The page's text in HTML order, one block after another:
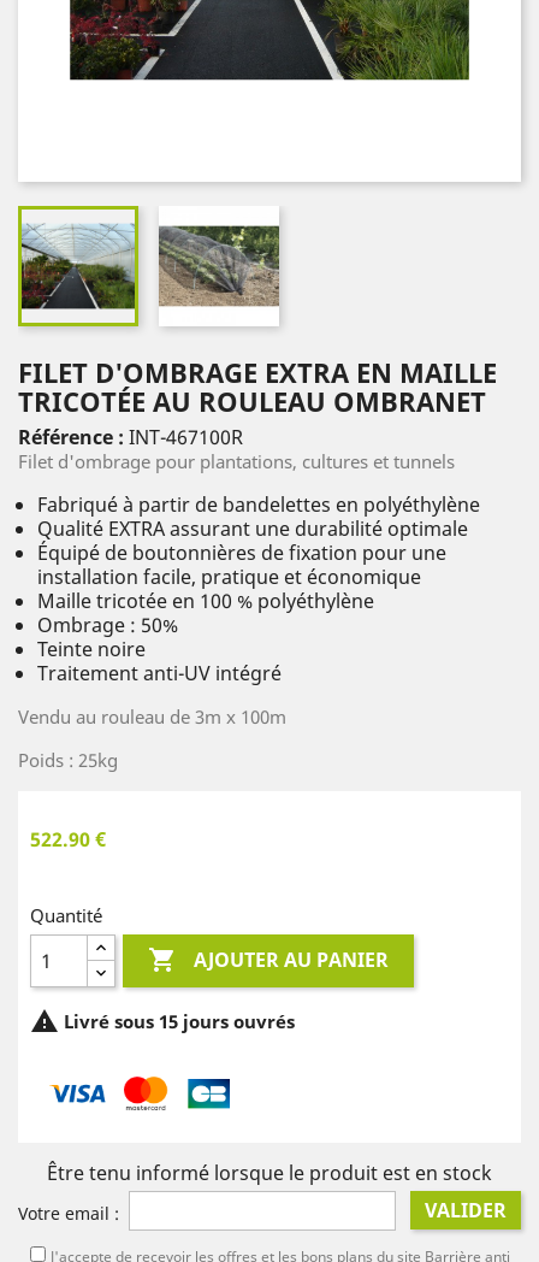
FILET D'OMBRAGE EXTRA EN MAILLE
TRICOTÉE AU ROULEAU OMBRANET
Référence : INT-467100R
Filet d'ombrage pour plantations, cultures et tunnels
Fabriqué à partir de bandelettes en polyéthylène
Qualité EXTRA assurant une durabilité optimale
Équipé de boutonnières de fixation pour une
installation facile, pratique et économique
Maille tricotée en 100 % polyéthylène
Ombrage : 50%
Teinte noire
Traitement anti-UV intégré
Vendu au rouleau de 3m x 100m
Poids : 25kg
522.90 €
Quantité
 AJOUTER AU PANIER
 Livré sous 15 jours ouvrés
Être tenu informé lorsque le produit est en stock
Votre email : VALIDER
J'accepte de recevoir les offres et les bons plans du site Barrière anti